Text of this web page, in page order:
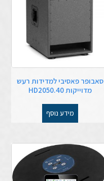
סאבופר פאסיבי למדידות רעש
מדוייקות HD2050.40
מידע נוסף